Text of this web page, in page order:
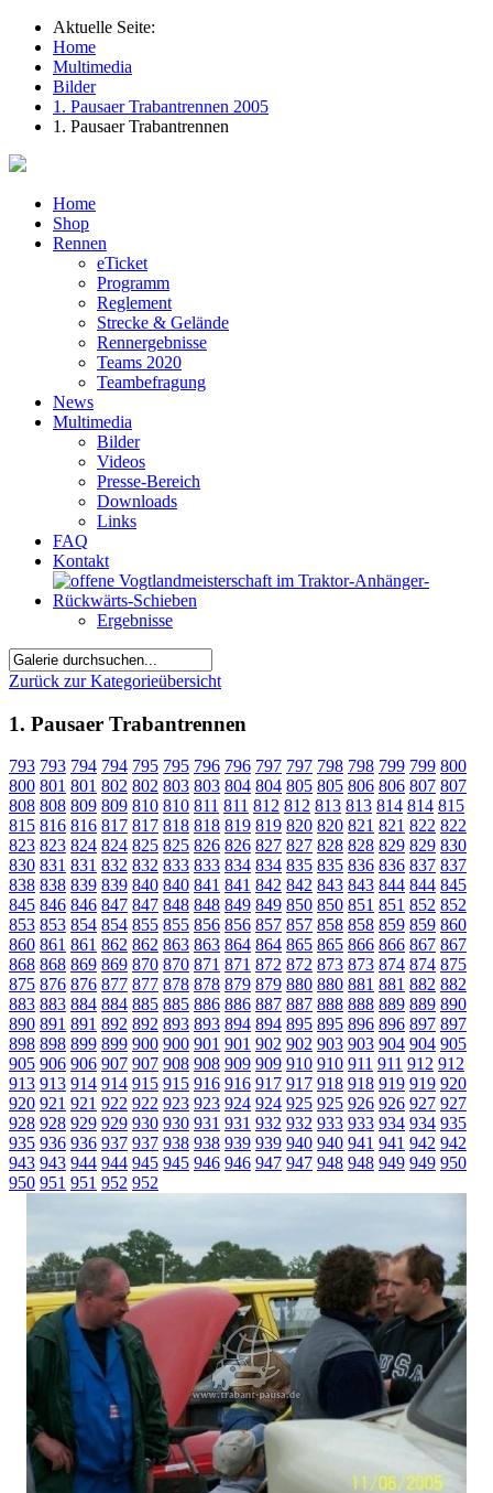
Aktuelle Seite:
Home
Multimedia
Bilder
1. Pausaer Trabantrennen 2005
1. Pausaer Trabantrennen
Home
Shop
Rennen
eTicket
Programm
Reglement
Strecke & Gelände
Rennergebnisse
Teams 2020
Teambefragung
News
Multimedia
Bilder
Videos
Presse-Bereich
Downloads
Links
FAQ
Kontakt
Ergebnisse
Zurück zur Kategorieübersicht
1. Pausaer Trabantrennen
793 793 794 794 795 795 796 796 797 797 798 798 799 799 800
800 801 801 802 802 803 803 804 804 805 805 806 806 807 807
808 808 809 809 810 810 811 811 812 812 813 813 814 814 815
815 816 816 817 817 818 818 819 819 820 820 821 821 822 822
823 823 824 824 825 825 826 826 827 827 828 828 829 829 830
830 831 831 832 832 833 833 834 834 835 835 836 836 837 837
838 838 839 839 840 840 841 841 842 842 843 843 844 844 845
845 846 846 847 847 848 848 849 849 850 850 851 851 852 852
853 853 854 854 855 855 856 856 857 857 858 858 859 859 860
860 861 861 862 862 863 863 864 864 865 865 866 866 867 867
868 868 869 869 870 870 871 871 872 872 873 873 874 874 875
875 876 876 877 877 878 878 879 879 880 880 881 881 882 882
883 883 884 884 885 885 886 886 887 887 888 888 889 889 890
890 891 891 892 892 893 893 894 894 895 895 896 896 897 897
898 898 899 899 900 900 901 901 902 902 903 903 904 904 905
905 906 906 907 907 908 908 909 909 910 910 911 911 912 912
913 913 914 914 915 915 916 916 917 917 918 918 919 919 920
920 921 921 922 922 923 923 924 924 925 925 926 926 927 927
928 928 929 929 930 930 931 931 932 932 933 933 934 934 935
935 936 936 937 937 938 938 939 939 940 940 941 941 942 942
943 943 944 944 945 945 946 946 947 947 948 948 949 949 950
950 951 951 952 952